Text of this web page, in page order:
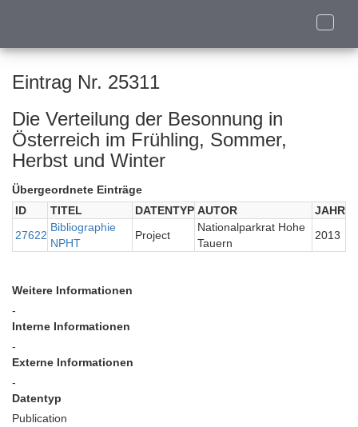
Toggle
Eintrag Nr. 25311
Die Verteilung der Besonnung in
Österreich im Frühling, Sommer,
Herbst und Winter
Übergeordnete Einträge
ID
TITEL DATENTYP AUTOR
JAHR
27622
Bibliographie
NPHT
Project
Nationalparkrat Hohe
Tauern
2013
Weitere Informationen
-
Interne Informationen
-
Externe Informationen
-
Datentyp
Publication